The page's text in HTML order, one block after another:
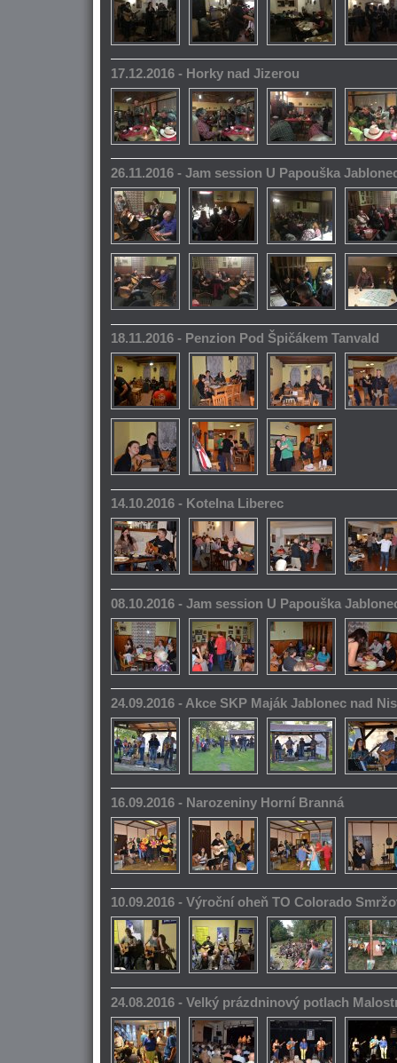
17.12.2016 - Horky nad Jizerou
26.11.2016 - Jam session U Papouška
18.11.2016 - Penzion Pod Špičákem Tanvald
14.10.2016 - Kotelna Liberec
08.10.2016 - Jam session U Papouška
24.09.2016 - Akce SKP Maják Jablonec nad
16.09.2016 - Narozeniny Horní Branná
10.09.2016 - Výroční oheň TO Colorado
24.08.2016 - Velký prázdninový potlach